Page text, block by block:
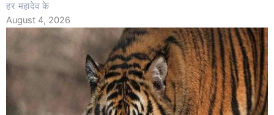
हर महादेव के
August 4, 2026